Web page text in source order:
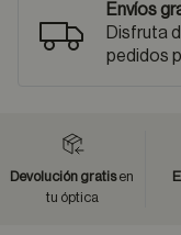
Envíos
Disfruta
pedidos
Devolución gratisen
tu óptica